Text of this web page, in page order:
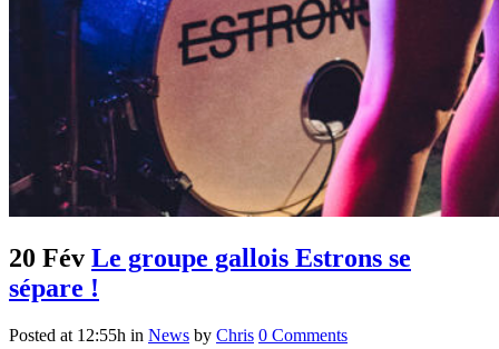
20 Fév Le groupe gallois Estrons se
sépare !
Posted at 12:55h in News by Chris 0 Comments